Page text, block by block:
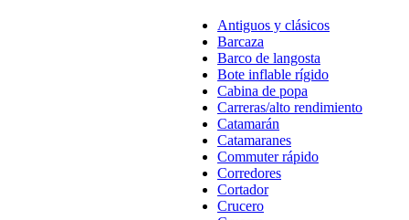
Antiguos y clásicos
Barcaza
Barco de langosta
Bote inflable rígido
Cabina de popa
Carreras/alto rendimiento
Catamarán
Catamaranes
Commuter rápido
Corredores
Cortador
Crucero